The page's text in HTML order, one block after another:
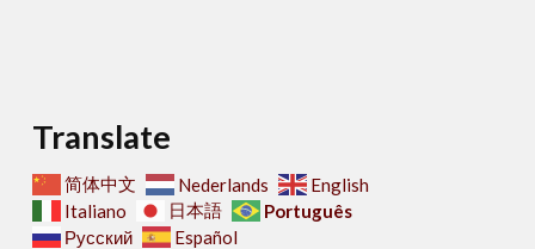
Translate
简体中文 Nederlands
English
Italiano
日本語
Português
Русский
Español